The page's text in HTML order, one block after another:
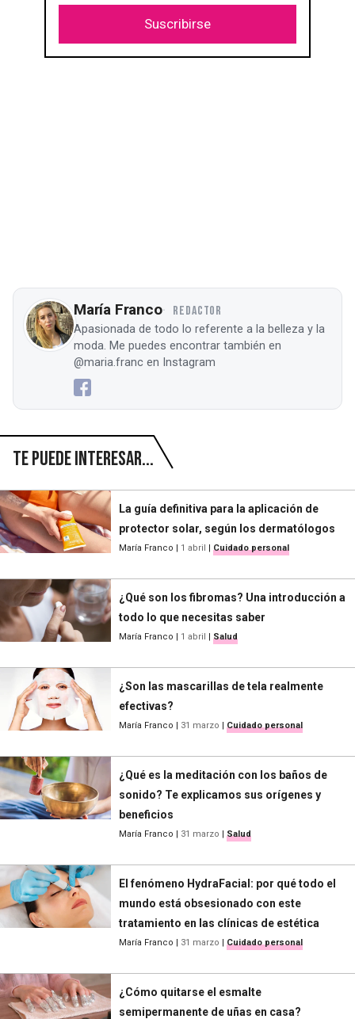
Suscribirse
María Franco REDACTOR
Apasionada de todo lo referente a la belleza y la
moda. Me puedes encontrar también en
@maria.franc en Instagram
Te puede interesar...
La guía definitiva para la aplicación de
protector solar, según los dermatólogos
María Franco | 1 abril | Cuidado personal
¿Qué son los fibromas? Una introducción a
todo lo que necesitas saber
María Franco | 1 abril | Salud
¿Son las mascarillas de tela realmente
efectivas?
María Franco | 31 marzo | Cuidado personal
¿Qué es la meditación con los baños de
sonido? Te explicamos sus orígenes y
beneficios
María Franco | 31 marzo | Salud
El fenómeno HydraFacial: por qué todo el
mundo está obsesionado con este
tratamiento en las clínicas de estética
María Franco | 31 marzo | Cuidado personal
¿Cómo quitarse el esmalte
semipermanente de uñas en casa?